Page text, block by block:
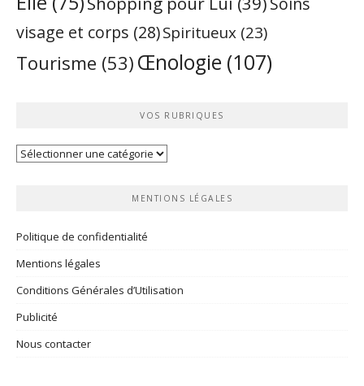
visage et corps (28)Spiritueux (23)
Tourisme (53) Œnologie (107)
VOS RUBRIQUES
Vos
MENTIONS LÉGALES
Politique de confidentialité
Mentions légales
Conditions Générales d’Utilisation
Publicité
Nous contacter